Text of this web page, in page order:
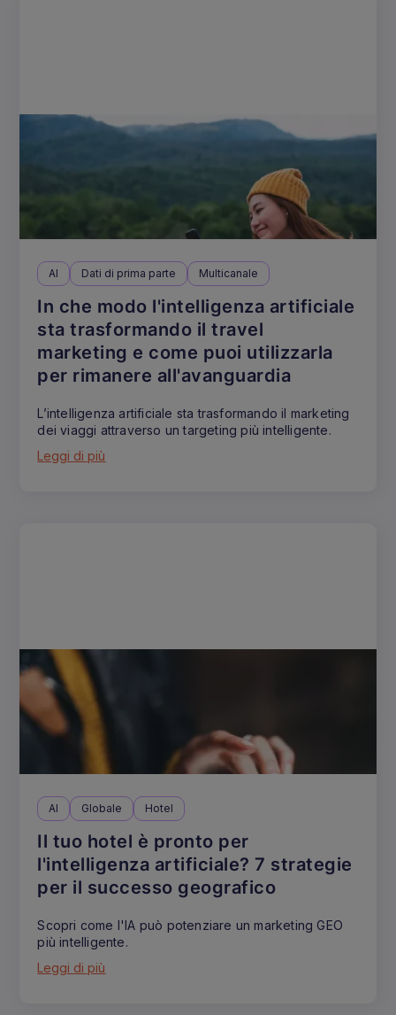
AI Dati di prima parte Multicanale
In che modo l'intelligenza artificiale
sta trasformando il travel
marketing e come puoi utilizzarla
per rimanere all'avanguardia
L’intelligenza artificiale sta trasformando il marketing
dei viaggi attraverso un targeting più intelligente.
Leggi di più
AI Globale Hotel
Il tuo hotel è pronto per
l'intelligenza artificiale? 7 strategie
per il successo geografico
Scopri come l'IA può potenziare un marketing GEO
più intelligente.
Leggi di più